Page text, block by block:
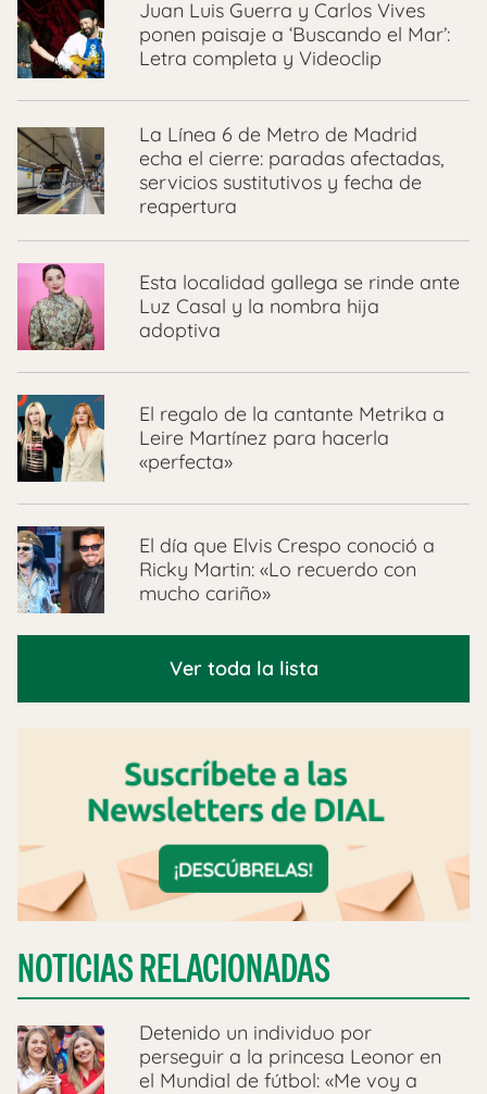
Juan Luis Guerra y Carlos Vives
ponen paisaje a ‘Buscando el Mar’:
Letra completa y Videoclip
La Línea 6 de Metro de Madrid
echa el cierre: paradas afectadas,
servicios sustitutivos y fecha de
reapertura
Esta localidad gallega se rinde ante
Luz Casal y la nombra hija
adoptiva
El regalo de la cantante Metrika a
Leire Martínez para hacerla
«perfecta»
El día que Elvis Crespo conoció a
Ricky Martin: «Lo recuerdo con
mucho cariño»
Ver toda la lista
NOTICIAS RELACIONADAS
Detenido un individuo por
perseguir a la princesa Leonor en
el Mundial de fútbol: «Me voy a